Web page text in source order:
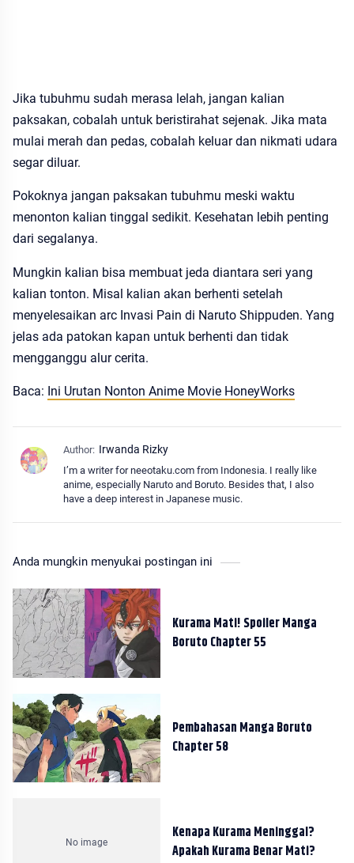
Jika tubuhmu sudah merasa lelah, jangan kalian
paksakan, cobalah untuk beristirahat sejenak. Jika mata
mulai merah dan pedas, cobalah keluar dan nikmati udara
segar diluar.
Pokoknya jangan paksakan tubuhmu meski waktu
menonton kalian tinggal sedikit. Kesehatan lebih penting
dari segalanya.
Mungkin kalian bisa membuat jeda diantara seri yang
kalian tonton. Misal kalian akan berhenti setelah
menyelesaikan arc Invasi Pain di Naruto Shippuden. Yang
jelas ada patokan kapan untuk berhenti dan tidak
mengganggu alur cerita.
Baca: Ini Urutan Nonton Anime Movie HoneyWorks
I’m a writer for neeotaku.com from Indonesia. I really like
anime, especially Naruto and Boruto. Besides that, I also
have a deep interest in Japanese music.
Anda mungkin menyukai postingan ini
Kurama Mati! Spoiler Manga
Boruto Chapter 55
Pembahasan Manga Boruto
Chapter 58
Kenapa Kurama Meninggal?
Apakah Kurama Benar Mati?